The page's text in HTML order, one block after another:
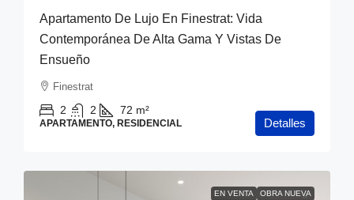
Apartamento De Lujo En Finestrat: Vida
Contemporánea De Alta Gama Y Vistas De
Ensueño
Finestrat
2 2 72 m²
APARTAMENTO, RESIDENCIAL Detalles
EN VENTA OBRA NUEVA